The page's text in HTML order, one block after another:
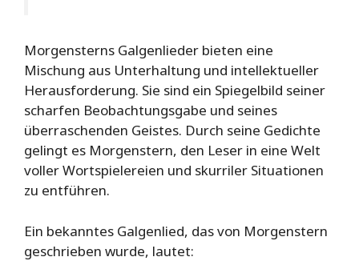
Morgensterns Galgenlieder bieten eine
Mischung aus Unterhaltung und intellektueller
Herausforderung. Sie sind ein Spiegelbild seiner
scharfen Beobachtungsgabe und seines
überraschenden Geistes. Durch seine Gedichte
gelingt es Morgenstern, den Leser in eine Welt
voller Wortspielereien und skurriler Situationen
zu entführen.
Ein bekanntes Galgenlied, das von Morgenstern
geschrieben wurde, lautet: